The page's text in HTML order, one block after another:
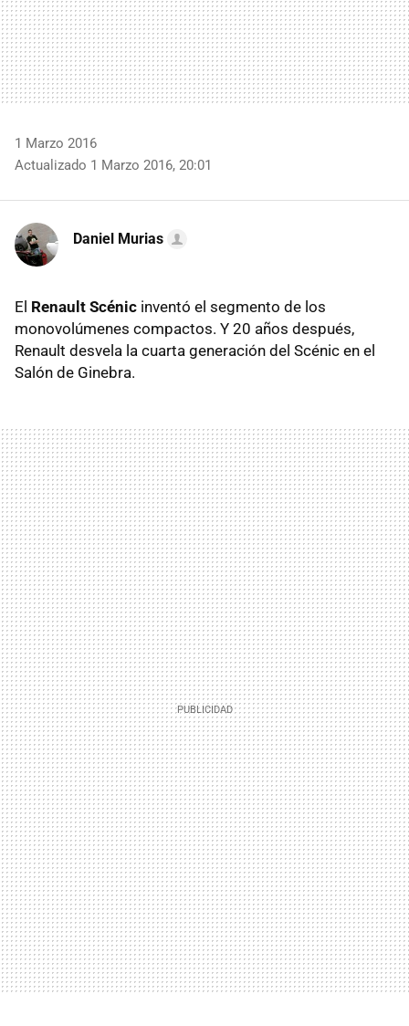
1 Marzo 2016
Actualizado 1 Marzo 2016, 20:01
Daniel Murias
El Renault Scénic inventó el segmento de los
monovolúmenes compactos. Y 20 años después,
Renault desvela la cuarta generación del Scénic en el
Salón de Ginebra.